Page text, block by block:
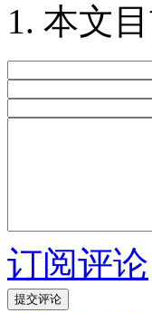
本文
订阅评论